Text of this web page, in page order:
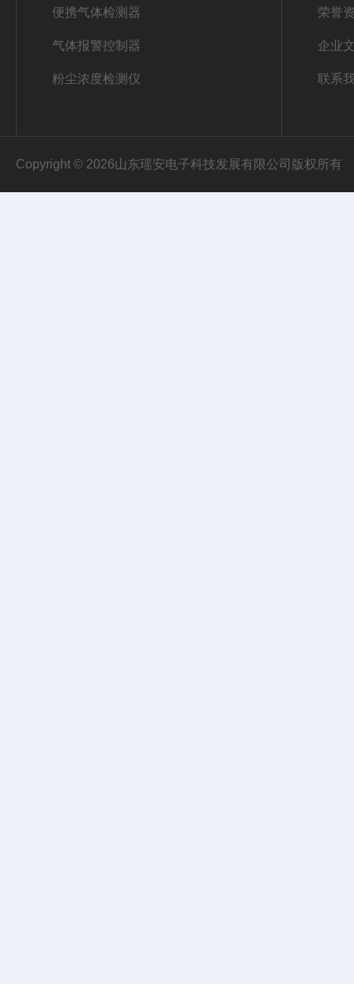
便携气体检测器
气体报警控制器
粉尘浓度检测仪
荣誉
企业
联系
Copyright © 2026山东瑶安电子科技发展有限公司版权所有